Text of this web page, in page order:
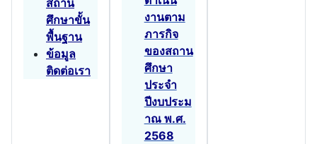
สถาน
ศึกษาขั้น
พื้นฐาน
ข้อมูล
ติดต่อเรา
งานตาม
ภารกิจ
ของสถาน
ศึกษา
ประจำ
ปีงบประม
าณ พ.ศ.
2568